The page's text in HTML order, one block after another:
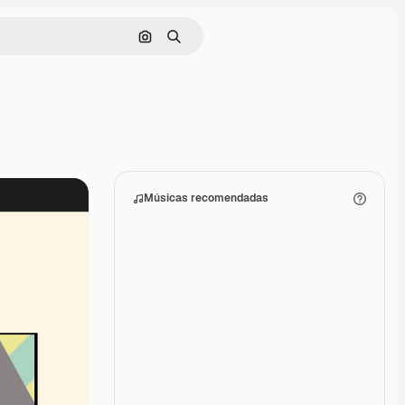
Pesquisar por imagem
Buscar
Músicas recomendadas